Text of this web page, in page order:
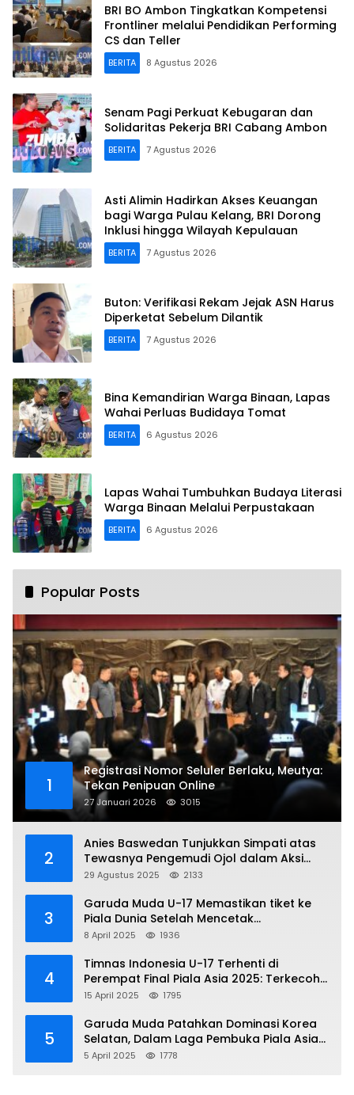
BRI BO Ambon Tingkatkan Kompetensi
Frontliner melalui Pendidikan Performing
CS dan Teller
BERITA 8 Agustus 2026
Senam Pagi Perkuat Kebugaran dan
Solidaritas Pekerja BRI Cabang Ambon
BERITA 7 Agustus 2026
Asti Alimin Hadirkan Akses Keuangan
bagi Warga Pulau Kelang, BRI Dorong
Inklusi hingga Wilayah Kepulauan
BERITA 7 Agustus 2026
Buton: Verifikasi Rekam Jejak ASN Harus
Diperketat Sebelum Dilantik
BERITA 7 Agustus 2026
Bina Kemandirian Warga Binaan, Lapas
Wahai Perluas Budidaya Tomat
BERITA 6 Agustus 2026
Lapas Wahai Tumbuhkan Budaya Literasi
Warga Binaan Melalui Perpustakaan
BERITA 6 Agustus 2026
Popular Posts
1
Registrasi Nomor Seluler Berlaku, Meutya:
Tekan Penipuan Online
27 Januari 2026 3015
2
Anies Baswedan Tunjukkan Simpati atas
Tewasnya Pengemudi Ojol dalam Aksi
Demo
29 Agustus 2025 2133
3
Garuda Muda U-17 Memastikan tiket ke
Piala Dunia Setelah Mencetak
Kemenangan Gemilang atas Yaman 4-1 di
8 April 2025 1936
4
Timnas Indonesia U-17 Terhenti di
Perempat Final Piala Asia 2025: Terkecoh
Korea Utara
15 April 2025 1795
5
Garuda Muda Patahkan Dominasi Korea
Selatan, Dalam Laga Pembuka Piala Asia
2025 U-17
5 April 2025 1778